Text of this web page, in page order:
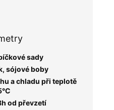
sady
sójové boby
a chladu při teplotě
od převzetí